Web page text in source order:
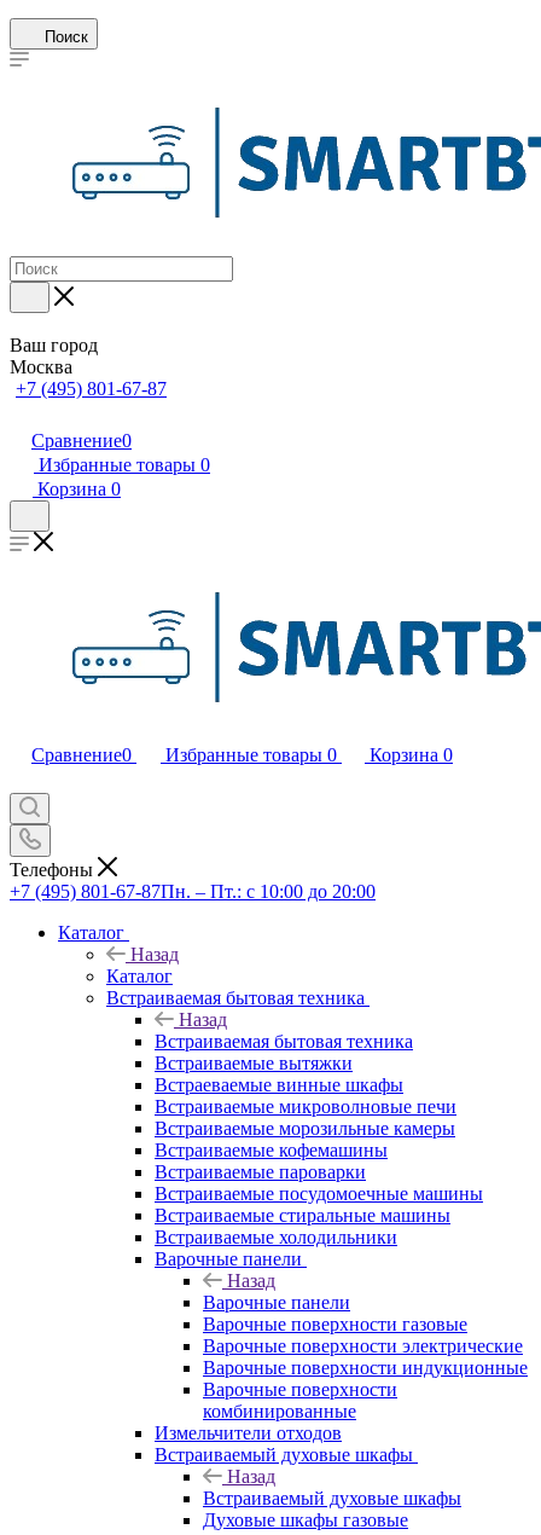
Поиск
Ваш город
Москва
+7 (495) 801-67-87
Сравнение0
Избранные товары 0
Корзина 0
Сравнение0 Избранные товары 0 Корзина 0
Телефоны
+7 (495) 801-67-87Пн. – Пт.: с 10:00 до 20:00
Каталог
Назад
Каталог
Встраиваемая бытовая техника
Назад
Встраиваемая бытовая техника
Встраиваемые вытяжки
Встраеваемые винные шкафы
Встраиваемые микроволновые печи
Встраиваемые морозильные камеры
Встраиваемые кофемашины
Встраиваемые пароварки
Встраиваемые посудомоечные машины
Встраиваемые стиральные машины
Встраиваемые холодильники
Варочные панели
Назад
Варочные панели
Варочные поверхности газовые
Варочные поверхности электрические
Варочные поверхности индукционные
Варочные поверхности
комбинированные
Измельчители отходов
Встраиваемый духовые шкафы
Назад
Встраиваемый духовые шкафы
Духовые шкафы газовые